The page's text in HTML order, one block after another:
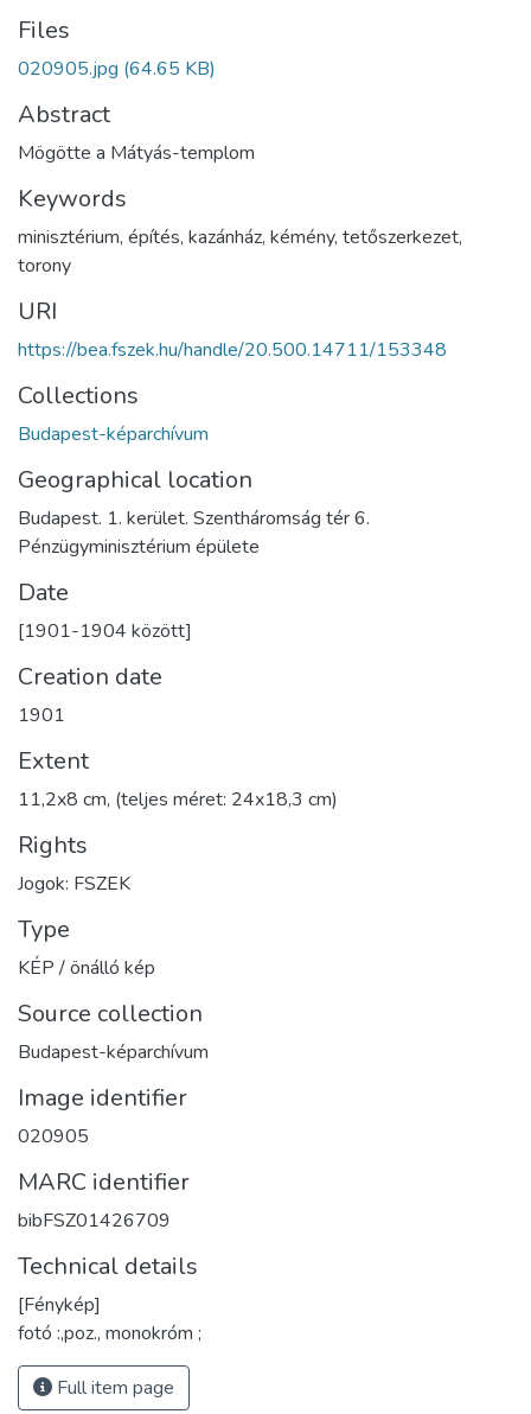
Files
020905.jpg (64.65 KB)
Abstract
Mögötte a Mátyás-templom
Keywords
minisztérium, építés, kazánház, kémény, tetőszerkezet,
torony
URI
https://bea.fszek.hu/handle/20.500.14711/153348
Collections
Budapest-képarchívum
Geographical location
Budapest. 1. kerület. Szentháromság tér 6.
Pénzügyminisztérium épülete
Date
[1901-1904 között]
Creation date
1901
Extent
11,2x8 cm, (teljes méret: 24x18,3 cm)
Rights
Jogok: FSZEK
Type
KÉP / önálló kép
Source collection
Budapest-képarchívum
Image identifier
020905
MARC identifier
bibFSZ01426709
Technical details
[Fénykép]
fotó :,poz., monokróm ;
Full item page